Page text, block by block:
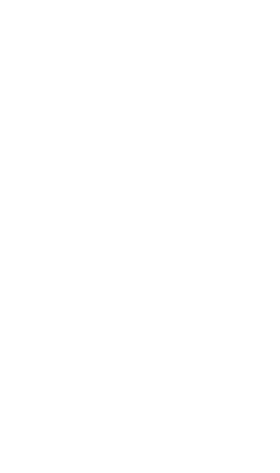
提供させていただ
ご了承ください。
づき作成されるも
とをご了承くださ
制御機器販売店・
さい。
いようお願いしま
当社の共同利用者
ことをご了承くだ
範囲」に記載されて
はありません。
品です。
を得ず変更すること
類(PBDE) 1000ppm以下、
以下、フタル酸ジブチ
のではありません。
製品に未対応品が
2022年1月12日よ
ル類) : 1000ppm、
) : 1000ppm、
ぼさない年数を意
規制貨物等」とい
引許可)を取得する
にこれらの製造装
者に通知します。
は、取り引きをい
のオムロン制御